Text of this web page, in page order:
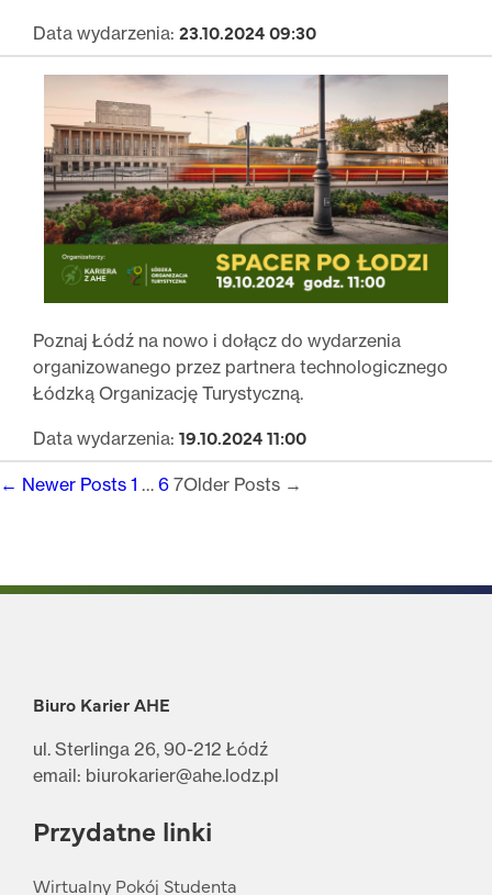
Data wydarzenia: 23.10.2024 09:30
Poznaj Łódź na nowo i dołącz do wydarzenia
organizowanego przez partnera technologicznego
Łódzką Organizację Turystyczną.
Data wydarzenia: 19.10.2024 11:00
Stronicowanie
← Newer Posts 1 … 6 7Older Posts →
Biuro Karier AHE
ul. Sterlinga 26, 90-212 Łódź
email: biurokarier@ahe.lodz.pl
Przydatne linki
Wirtualny Pokój Studenta